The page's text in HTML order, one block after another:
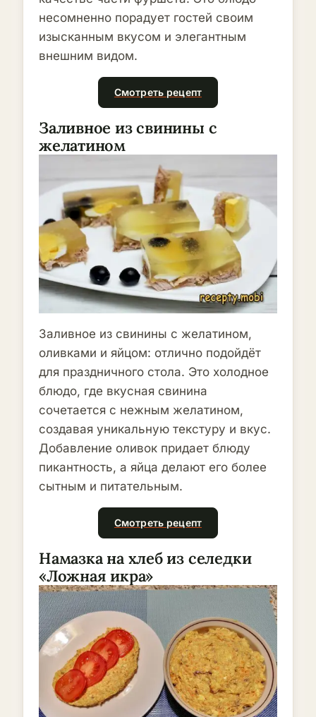
несомненно порадует гостей своим
изысканным вкусом и элегантным
внешним видом.
Смотреть рецепт
Заливное из свинины с
желатином
Заливное из свинины с желатином,
оливками и яйцом: отлично подойдёт
для праздничного стола. Это холодное
блюдо, где вкусная свинина
сочетается с нежным желатином,
создавая уникальную текстуру и вкус.
Добавление оливок придает блюду
пикантность, а яйца делают его более
сытным и питательным.
Смотреть рецепт
Намазка на хлеб из селедки
«Ложная икра»